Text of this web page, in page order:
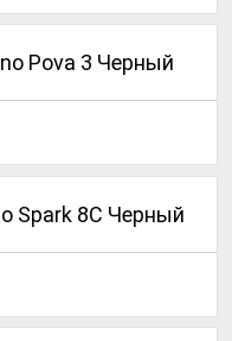
Spark 8C Черный
Pova 3 Черный